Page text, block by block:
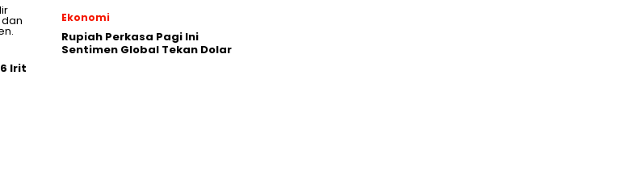
Irit
Ekonomi
Rupiah Perkasa Pagi Ini
Sentimen Global Tekan Dolar